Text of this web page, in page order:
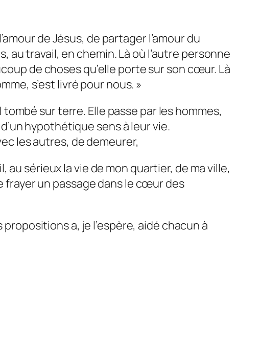
de Jésus, de partager l’amour du
travail, en chemin. Là où l’autre personne
de choses qu’elle porte sur son cœur. Là
s’est livré pour nous. »
sur terre. Elle passe par les hommes,
hypothétique sens à leur vie.
les autres, de demeurer,
au sérieux la vie de mon quartier, de ma ville,
frayer un passage dans le cœur des
a, je l’espère, aidé chacun à